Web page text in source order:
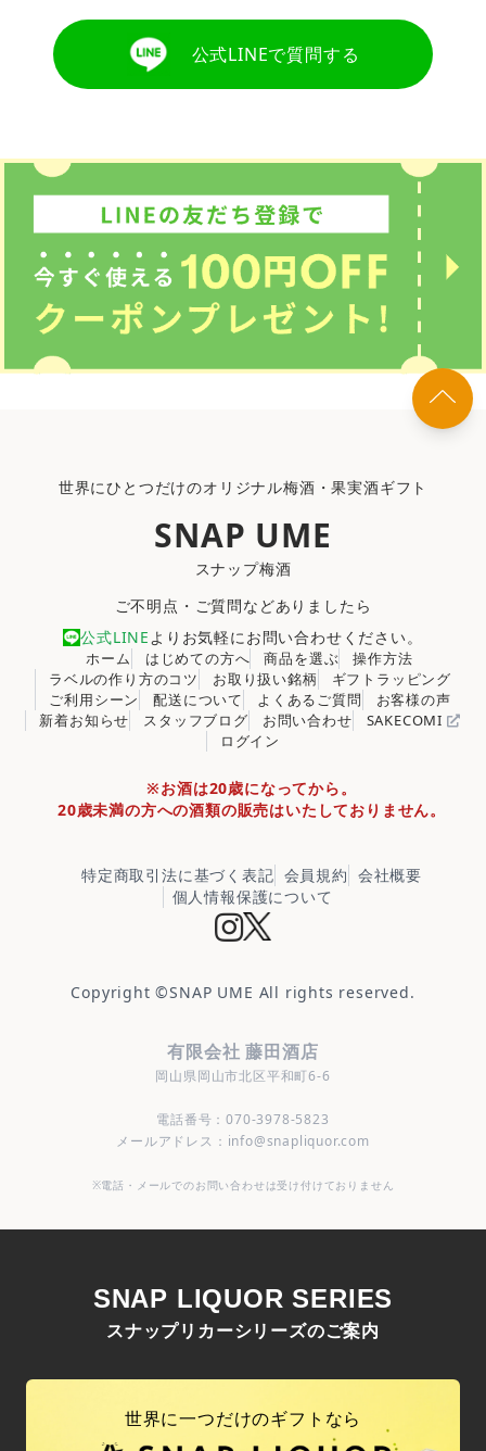
公式LINEで質問する
世界にひとつだけのオリジナル梅酒・果実酒ギフト
SNAP UME
スナップ梅酒
ご不明点・ご質問などありましたら
公式LINEよりお気軽にお問い合わせください。
ホーム はじめての方へ 商品を選ぶ
操作方法
ラベルの作り方のコツ
お取り扱い銘柄
ギフトラッピング
ご利用シーン
配送について よくあるご質問
お客様の声
新着お知らせ
スタッフブログ お問い合わせ
SAKECOMI
ログイン
※お酒は20歳になってから。
20歳未満の方への酒類の販売はいたしておりません。
特定商取引法に基づく表記 会員規約 会社概要
個人情報保護について
Copyright ©SNAP UME All rights reserved.
有限会社 藤田酒店
岡山県岡山市北区平和町6-6
電話番号：070-3978-5823
メールアドレス：info@snapliquor.com
※電話・メールでのお問い合わせは受け付けておりません
SNAP LIQUOR SERIES
スナップリカーシリーズのご案内
世界に一つだけのギフトなら